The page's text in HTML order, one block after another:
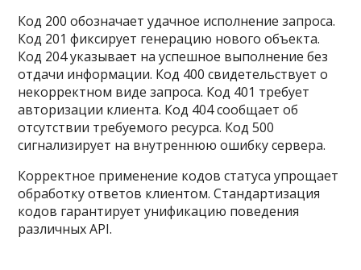
Код 200 обозначает удачное исполнение запроса.
Код 201 фиксирует генерацию нового объекта.
Код 204 указывает на успешное выполнение без
отдачи информации. Код 400 свидетельствует о
некорректном виде запроса. Код 401 требует
авторизации клиента. Код 404 сообщает об
отсутствии требуемого ресурса. Код 500
сигнализирует на внутреннюю ошибку сервера.
Корректное применение кодов статуса упрощает
обработку ответов клиентом. Стандартизация
кодов гарантирует унификацию поведения
различных API.